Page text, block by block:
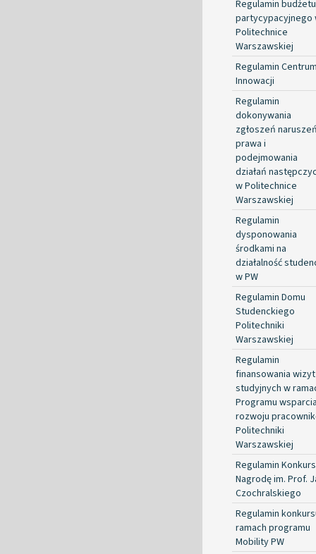
Regulamin budżetu
partycypacyjnego
Politechnice
Warszawskiej
Regulamin Centrum
Innowacji
Regulamin
dokonywania
zgłoszeń naruszeń
prawa i
podejmowania
działań
w Politechnice
Warszawskiej
Regulamin
dysponowania
środkami na
działalność
w PW
Regulamin Domu
Studenckiego
Politechniki
Warszawskiej
Regulamin
finansowania wizyt
studyjnych w
Programu wsparcia
rozwoju
Politechniki
Warszawskiej
Regulamin
Nagrodę im. Prof.
Czochralskiego
Regulamin
ramach programu
Mobility PW